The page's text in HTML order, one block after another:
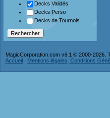
Decks Validés
Decks Perso
Decks de Tournois
MagicCorporation.com v6.1 © 2000-2026.
Accueil | Mentions légales, Conditions